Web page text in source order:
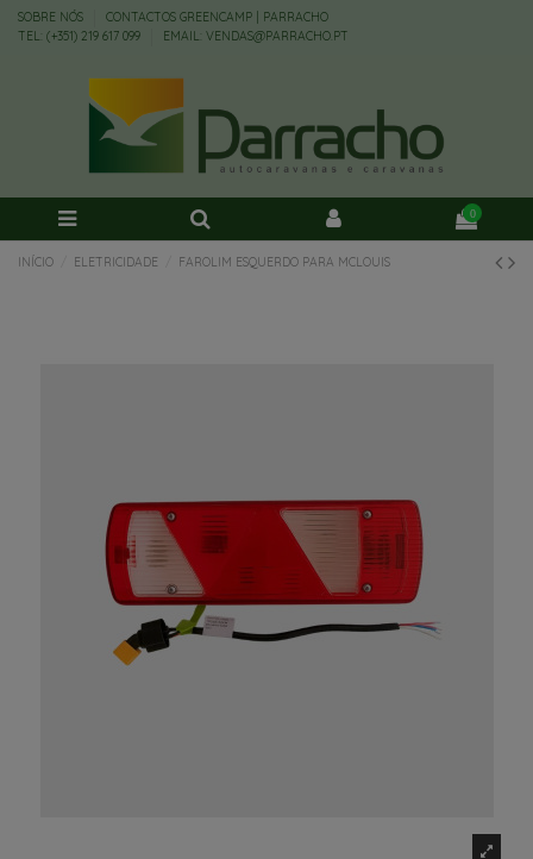
SOBRE NÓS
CONTACTOS GREENCAMP | PARRACHO
TEL: (+351) 219 617 099
EMAIL: VENDAS@PARRACHO.PT
0
INÍCIO ELETRICIDADE FAROLIM ESQUERDO PARA MCLOUIS